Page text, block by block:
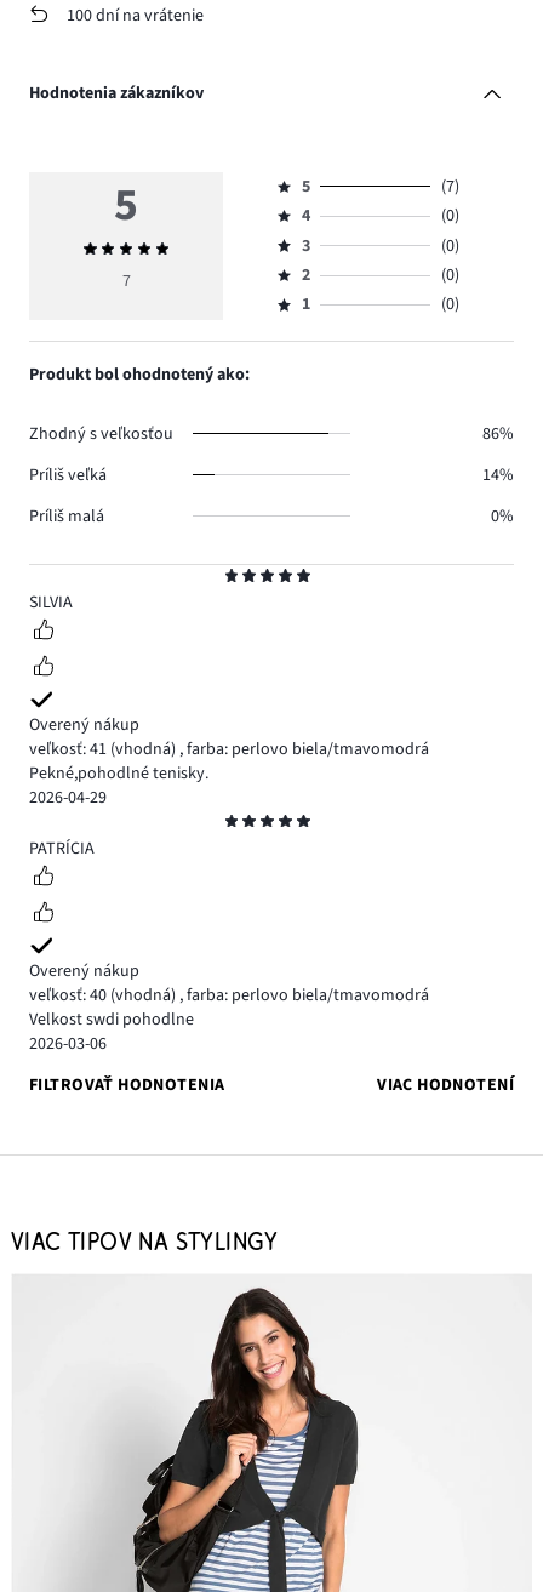
100 dní na vrátenie
Hodnotenia zákazníkov
5
SILVIA
Overený nákup
veľkosť: 41 (vhodná) ,farba: perlovo biela/tmavomodrá
Pekné,pohodlné tenisky.
2026-04-29
5
PATRÍCIA
Overený nákup
veľkosť: 40 (vhodná) ,farba: perlovo biela/tmavomodrá
Velkost swdi pohodlne
2026-03-06
FILTROVAŤ HODNOTENIA
VIAC HODNOTENÍ
5
Priemerné
hodnotenie
7
Hodnotenie
5,
počet
hlasov
7.
5
(7)
Hodnotenie
4,
počet
hlasov
4
(0)
Hodnotenie
3,
počet
3
(0)
Hodnotenie
2,
2
(0)
Hodnotenie
1,
1 (0)
Produkt bol ohodnotený ako:
Zhodný s veľkosťou
86%
Príliš veľká
14%
Príliš malá
0%
VIAC TIPOV NA STYLINGY